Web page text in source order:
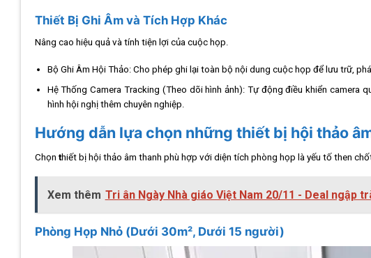
Thiết Bị Ghi Âm và Tích Hợp Khác
Nâng cao hiệu quả và tính tiện lợi của cuộc họp.
Bộ Ghi Âm Hội Thảo: Cho phép ghi lại toàn bộ nội dung cuộc họp để lưu trữ,
Hệ Thống Camera Tracking (Theo dõi hình ảnh): Tự động điều khiển
hình hội nghị thêm chuyên nghiệp.
Hướng dẫn lựa chọn những thiết bị hội thảo
Chọnthiết bị hội thảo âm thanh phù hợp với diện tích phòng họp là yếu tố then
Xem thêm Tri ân Ngày Nhà giáo Việt Nam 20/11 - Deal ngập
Phòng Họp Nhỏ (Dưới 30m², Dưới 15 người)